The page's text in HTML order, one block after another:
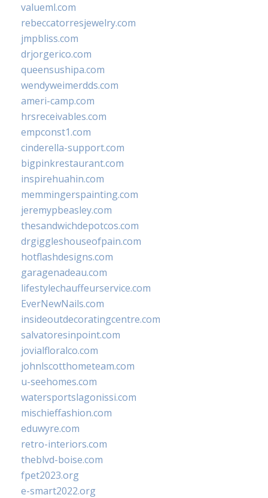
valueml.com
rebeccatorresjewelry.com
jmpbliss.com
drjorgerico.com
queensushipa.com
wendyweimerdds.com
ameri-camp.com
hrsreceivables.com
empconst1.com
cinderella-support.com
bigpinkrestaurant.com
inspirehuahin.com
memmingerspainting.com
jeremypbeasley.com
thesandwichdepotcos.com
drgiggleshouseofpain.com
hotflashdesigns.com
garagenadeau.com
lifestylechauffeurservice.com
EverNewNails.com
insideoutdecoratingcentre.com
salvatoresinpoint.com
jovialfloralco.com
johnlscotthometeam.com
u-seehomes.com
watersportslagonissi.com
mischieffashion.com
eduwyre.com
retro-interiors.com
theblvd-boise.com
fpet2023.org
e-smart2022.org